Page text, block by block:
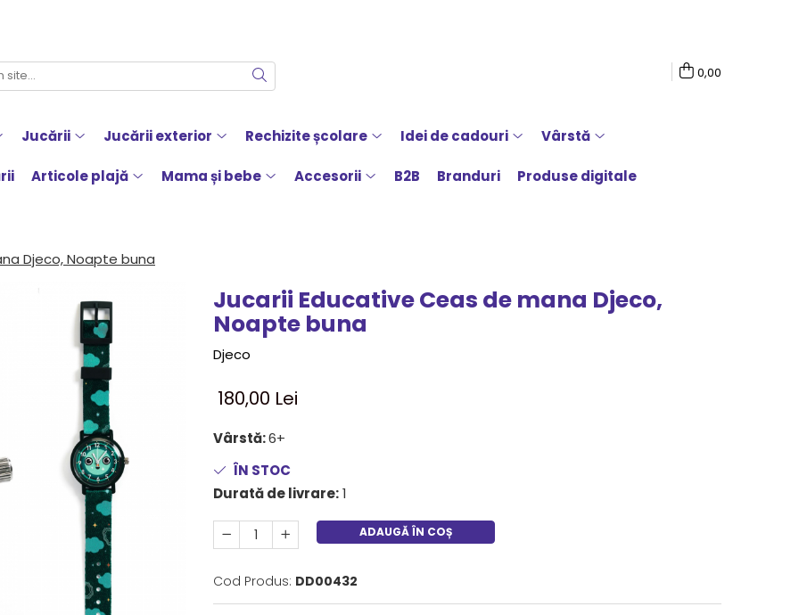
0,00
Jucării Jucării exterior Rechizite școlare Idei de cadouri Vârstă
Articole plajă Mama și bebe Accesorii B2B Branduri Produse digitale
Djeco, Noapte buna
Jucarii Educative Ceas de mana Djeco,
Noapte buna
Djeco
180,00 Lei
Vârstă:6+
ÎN STOC
Durată de livrare:1
ADAUGĂ ÎN COȘ
Cod Produs: DD00432